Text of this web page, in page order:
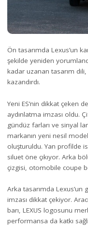
Ön tasarımda Lexus’un
şekilde yeniden
kadar uzanan tasarım
kazandırdı.
Yeni ES’nin dikkat çeken
aydınlatma imzası oldu.
gündüz farları ve sinyal
markanın yeni nesil
oluşturuldu. Yan profilde
siluet öne çıkıyor. Arka
çizgisi, otomobile coupe
Arka tasarımda Lexus’un
imzası dikkat çekiyor.
barı, LEXUS logosunu
performansa da katkı